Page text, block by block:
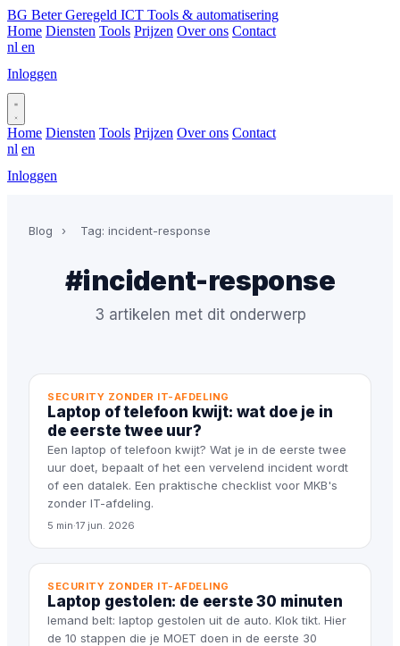
BG Beter Geregeld ICT Tools & automatisering
Home Diensten Tools Prijzen Over ons Contact
nl en
Inloggen
Home Diensten Tools Prijzen Over ons Contact
nl en
Inloggen
Blog › Tag: incident-response
#incident-response
3 artikelen met dit onderwerp
SECURITY ZONDER IT-AFDELING
Laptop of telefoon kwijt: wat doe je in
de eerste twee uur?
Een laptop of telefoon kwijt? Wat je in de eerste twee
uur doet, bepaalt of het een vervelend incident wordt
of een datalek. Een praktische checklist voor MKB's
zonder IT-afdeling.
5 min·17 jun. 2026
SECURITY ZONDER IT-AFDELING
Laptop gestolen: de eerste 30 minuten
Iemand belt: laptop gestolen uit de auto. Klok tikt. Hier
de 10 stappen die je MOET doen in de eerste 30